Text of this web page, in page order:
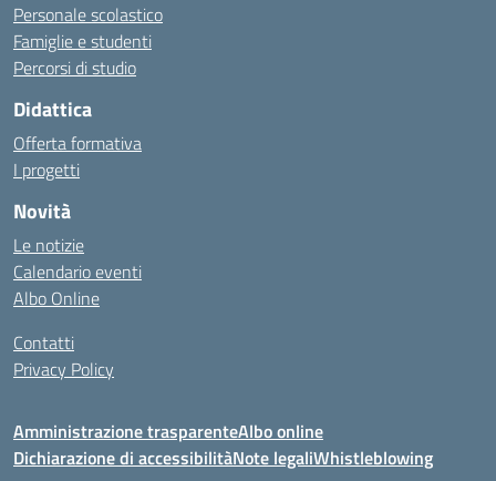
Personale scolastico
Famiglie e studenti
Percorsi di studio
Didattica
Offerta formativa
I progetti
Novità
Le notizie
Calendario eventi
Albo Online
Contatti
Privacy Policy
Amministrazione trasparenteAlbo online
Dichiarazione di accessibilitàNote legaliWhistleblowing